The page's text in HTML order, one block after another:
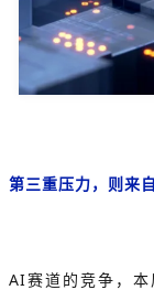
第三重压力，则来
AI赛道的竞争，